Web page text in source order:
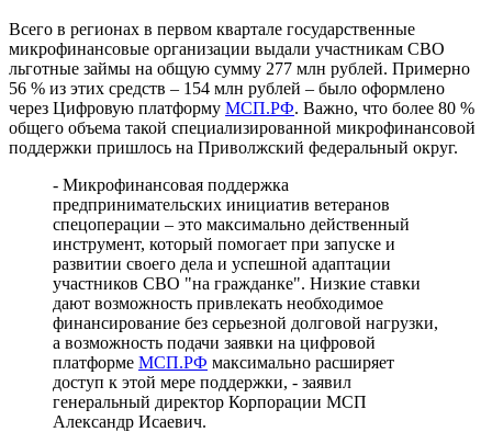
Всего в регионах в первом квартале государственные
микрофинансовые организации выдали участникам СВО
льготные займы на общую сумму 277 млн рублей. Примерно
56 % из этих средств – 154 млн рублей – было оформлено
через Цифровую платформу МСП.РФ. Важно, что более 80 %
общего объема такой специализированной микрофинансовой
поддержки пришлось на Приволжский федеральный округ.
- Микрофинансовая поддержка
предпринимательских инициатив ветеранов
спецоперации – это максимально действенный
инструмент, который помогает при запуске и
развитии своего дела и успешной адаптации
участников СВО "на гражданке". Низкие ставки
дают возможность привлекать необходимое
финансирование без серьезной долговой нагрузки,
а возможность подачи заявки на цифровой
платформе МСП.РФ максимально расширяет
доступ к этой мере поддержки, - заявил
генеральный директор Корпорации МСП
Александр Исаевич.